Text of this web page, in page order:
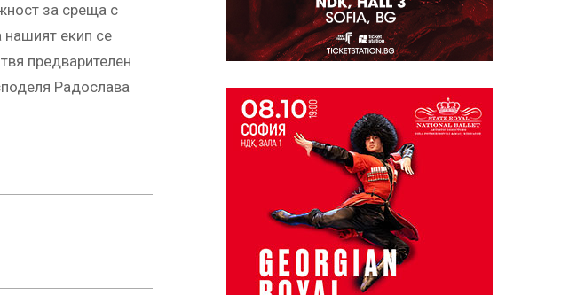
за среща с
нашият екип се
предварителен
Радослава